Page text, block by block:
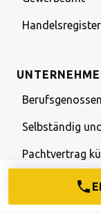
Handelsregister
Selbständig
Pachtvertrag
Umlagesatz
Corporate